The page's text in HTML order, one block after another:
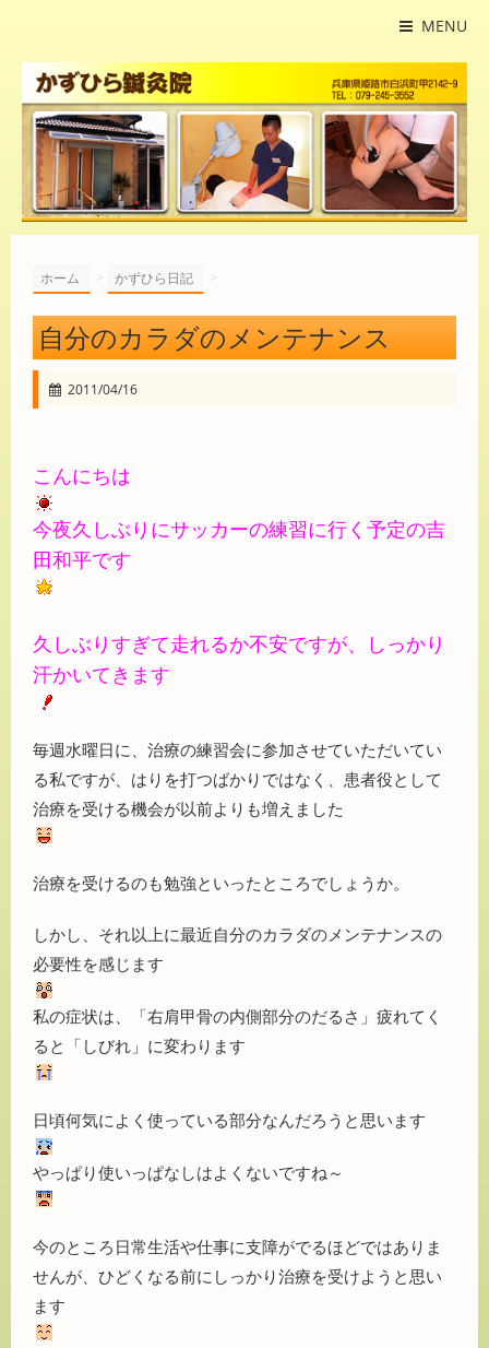
MENU
ホーム > かずひら日記 >
自分のカラダのメンテナンス
2011/04/16
こんにちは
今夜久しぶりにサッカーの練習に行く予定の吉
田和平です
久しぶりすぎて走れるか不安ですが、しっかり
汗かいてきます
毎週水曜日に、治療の練習会に参加させていただいてい
る私ですが、はりを打つばかりではなく、患者役として
治療を受ける機会が以前よりも増えました
治療を受けるのも勉強といったところでしょうか。
しかし、それ以上に最近自分のカラダのメンテナンスの
必要性を感じます
私の症状は、「右肩甲骨の内側部分のだるさ」疲れてく
ると「しびれ」に変わります
日頃何気によく使っている部分なんだろうと思います
やっぱり使いっぱなしはよくないですね～
今のところ日常生活や仕事に支障がでるほどではありま
せんが、ひどくなる前にしっかり治療を受けようと思い
ます